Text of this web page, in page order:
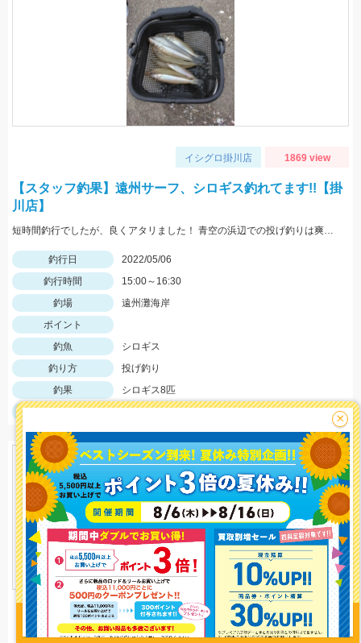
釣り情報を
投稿する
イシグロ掛川店 1869 view
【スタッフ釣果】遠州サーフ、シロギス釣れてます!!【掛
川店】
短時間釣行でしたが、良くアタリました！ 青空の浜辺での投げ釣りは爽快です♪
釣行日
2022/05/06
釣行時間
15:00～16:30
釣場
遠州灘海岸
ポイント
釣魚
シロギス
釣り方
投げ釣り
釣果
シロギス8匹
イシグロ三河安城店 2448 view
×